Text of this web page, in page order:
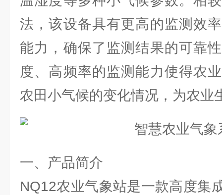
法，该设备具有更高的监测效
能力，确保了监测结果的可靠
度、高频率的监测能力使得农
农田小气候的变化情况，为农业
一、产品简介
NQ12农业气象站是一款高度集